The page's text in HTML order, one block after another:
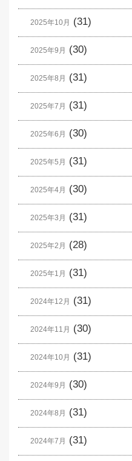
2025年10月 (31)
2025年9月 (30)
2025年8月 (31)
2025年7月 (31)
2025年6月 (30)
2025年5月 (31)
2025年4月 (30)
2025年3月 (31)
2025年2月 (28)
2025年1月 (31)
2024年12月 (31)
2024年11月 (30)
2024年10月 (31)
2024年9月 (30)
2024年8月 (31)
2024年7月 (31)